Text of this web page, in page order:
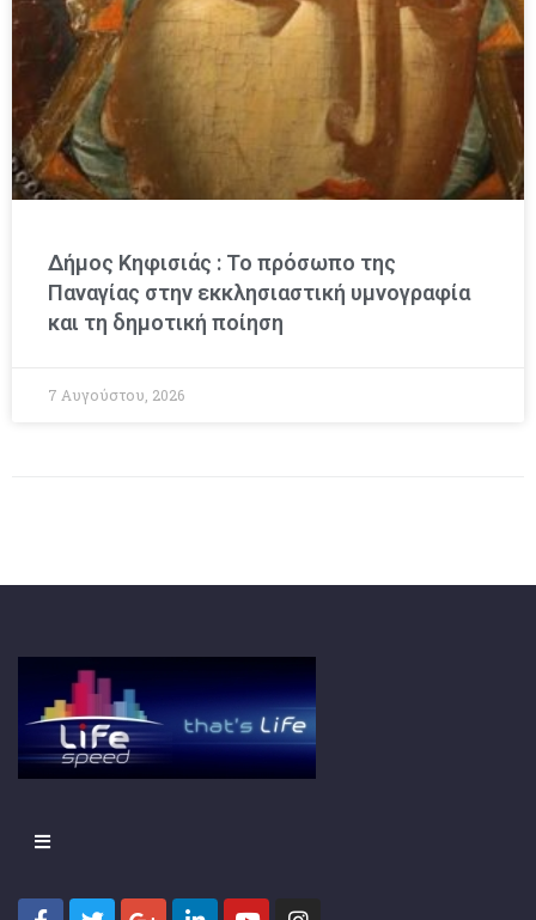
Δήμος Κηφισιάς : Το πρόσωπο της
Παναγίας στην εκκλησιαστική υμνογραφία
και τη δημοτική ποίηση
7 Αυγούστου, 2026